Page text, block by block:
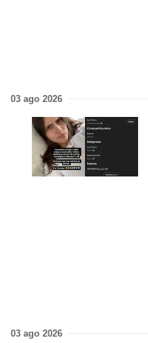
03 ago 2026
03 ago 2026